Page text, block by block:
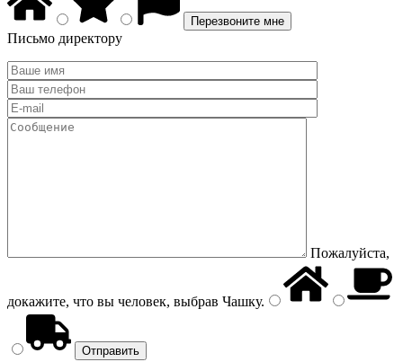
Письмо директору
Пожалуйста,
докажите, что вы человек, выбрав Чашку.